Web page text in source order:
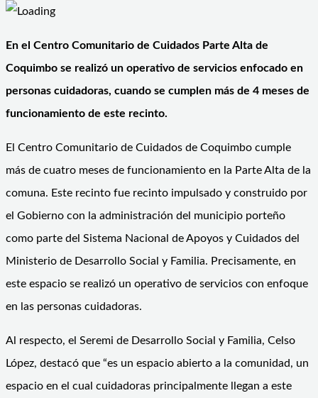
En el Centro Comunitario de Cuidados Parte Alta de
Coquimbo se realizó un operativo de servicios enfocado en
personas cuidadoras, cuando se cumplen más de 4 meses de
funcionamiento de este recinto.
El Centro Comunitario de Cuidados de Coquimbo cumple
más de cuatro meses de funcionamiento en la Parte Alta de la
comuna. Este recinto fue recinto impulsado y construido por
el Gobierno con la administración del municipio porteño
como parte del Sistema Nacional de Apoyos y Cuidados del
Ministerio de Desarrollo Social y Familia. Precisamente, en
este espacio se realizó un operativo de servicios con enfoque
en las personas cuidadoras.
Al respecto, el Seremi de Desarrollo Social y Familia, Celso
López, destacó que “es un espacio abierto a la comunidad, un
espacio en el cual cuidadoras principalmente llegan a este